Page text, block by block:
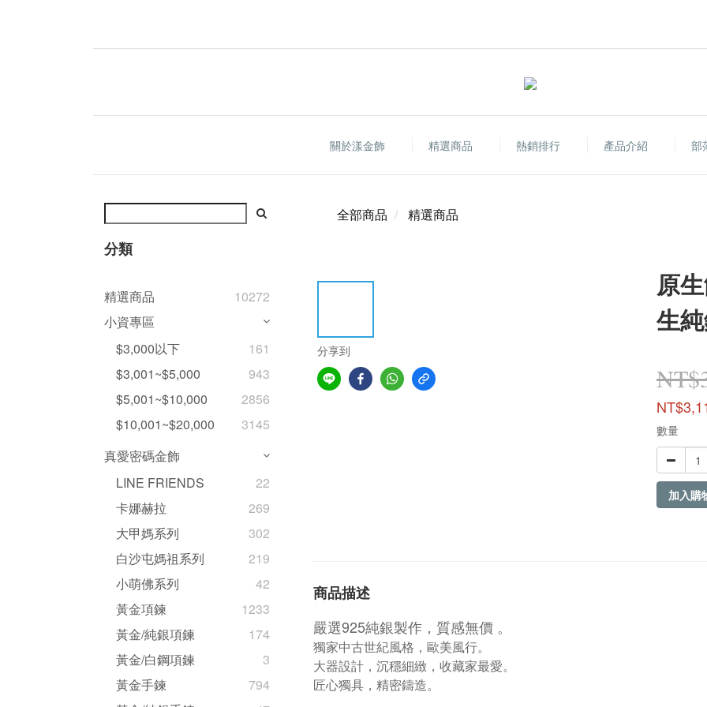
關於漾金飾 精選商品 熱銷排行 產品介紹 部
分類
精選商品
10272
小資專區
$3,000以下
161
$3,001~$5,000
943
$5,001~$10,000
2856
$10,001~$20,000
3145
真愛密碼金飾
LINE FRIENDS
22
卡娜赫拉
269
大甲媽系列
302
白沙屯媽祖系列
219
小萌佛系列
42
黃金項鍊
1233
黃金/純銀項鍊
174
黃金/白鋼項鍊
3
黃金手鍊
794
全部商品 精選商品
分享到
原
生
數量
加入購
商品描述
嚴選925純銀製作，質感無價 。
獨家中古世紀風格，歐美風行。
大器設計，沉穩細緻，收藏家最愛。
匠心獨具，精密鑄造。